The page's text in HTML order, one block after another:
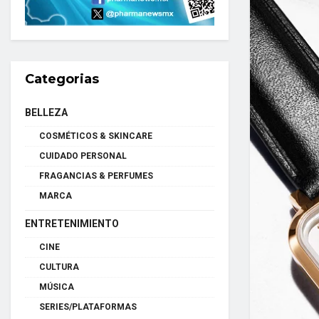
Categorias
BELLEZA
COSMÉTICOS & SKINCARE
CUIDADO PERSONAL
FRAGANCIAS & PERFUMES
MARCA
ENTRETENIMIENTO
CINE
CULTURA
MÚSICA
SERIES/PLATAFORMAS